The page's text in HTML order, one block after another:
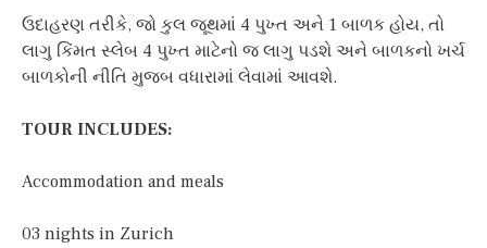
ઉદાહરણ તરીકે, જો કુલ જૂથમાં 4 પુખ્ત અને 1 બાળક હોય, તો
લાગુ કિંમત સ્લેબ 4 પુખ્ત માટેનો જ લાગુ પડશે અને બાળકનો ખર્ચ
બાળકોની નીતિ મુજબ વધારામાં લેવામાં આવશે.
TOUR INCLUDES:
Accommodation and meals
03 nights in Zurich